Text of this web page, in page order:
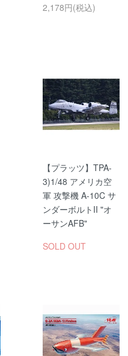
2,178円(税込)
【プラッツ】TPA-
3)1/48 アメリカ空
軍 攻撃機 A-10C サ
ンダーボルトII "オ
ーサンAFB"
SOLD OUT